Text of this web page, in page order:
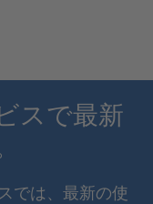
スで最新
では、最新の使